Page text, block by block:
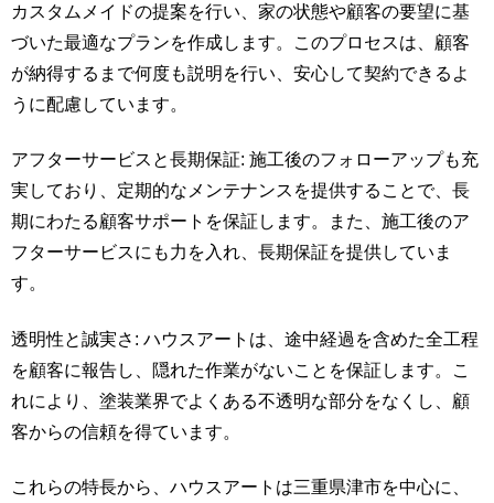
カスタムメイドの提案を行い、家の状態や顧客の要望に基
づいた最適なプランを作成します。このプロセスは、顧客
が納得するまで何度も説明を行い、安心して契約できるよ
うに配慮しています。
アフターサービスと長期保証: 施工後のフォローアップも充
実しており、定期的なメンテナンスを提供することで、長
期にわたる顧客サポートを保証します。また、施工後のア
フターサービスにも力を入れ、長期保証を提供していま
す。
透明性と誠実さ: ハウスアートは、途中経過を含めた全工程
を顧客に報告し、隠れた作業がないことを保証します。こ
れにより、塗装業界でよくある不透明な部分をなくし、顧
客からの信頼を得ています。
これらの特長から、ハウスアートは三重県津市を中心に、